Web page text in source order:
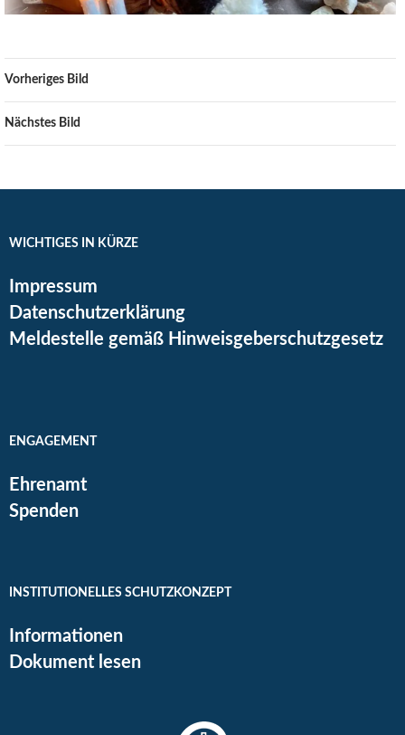
Vorheriges Bild
Nächstes Bild
WICHTIGES IN KÜRZE
Impressum
Datenschutzerklärung
Meldestelle gemäß Hinweisgeberschutzgesetz
ENGAGEMENT
Ehrenamt
Spenden
INSTITUTIONELLES SCHUTZKONZEPT
Informationen
Dokument lesen